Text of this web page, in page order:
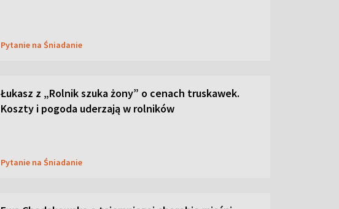
Pytanie na Śniadanie
Łukasz z „Rolnik szuka żony” o cenach truskawek.
Koszty i pogoda uderzają w rolników
Pytanie na Śniadanie